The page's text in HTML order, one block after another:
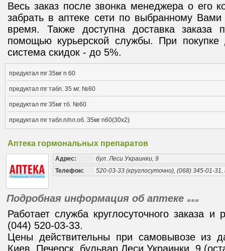
Весь заказ после звонка менеджера о его
забрать в аптеке сети по выбранному
время. Также доступна доставка
помощью курьерской службы. При покупке
система скидок - до 5%.
предуктал mr 35мг n 60
предуктал mr табл. 35 мг. №60
предуктал mr 35мг тб. №60
предуктал mr табл.п/пл.об. 35мг n60(30х2)
Аптека гормональных препаратов
Адрес:
бул. Леси Украинки, 9
Телефон:
520-03-33 (круглосуточно), (068) 345-01-
Подробная информация об аптеке
Работает служба круглосуточного заказа и
(044) 520-03-33.
Цены действительны при самовывозе из
Киев, Печерск, бульвар Леси Украинки, 9